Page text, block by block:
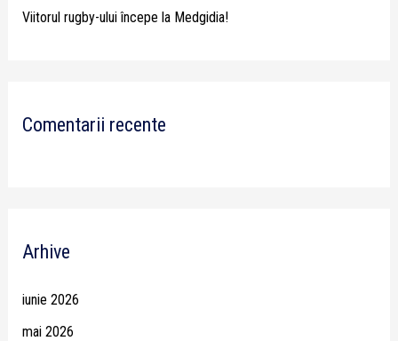
Viitorul rugby-ului începe la Medgidia!
Comentarii recente
Arhive
iunie 2026
mai 2026